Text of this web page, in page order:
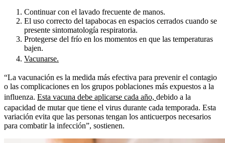
Continuar con el lavado frecuente de manos.
El uso correcto del tapabocas en espacios cerrados cuando se
presente sintomatología respiratoria.
Protegerse del frío en los momentos en que las temperaturas
bajen.
Vacunarse.
“La vacunación es la medida más efectiva para prevenir el contagio
o las complicaciones en los grupos poblaciones más expuestos a la
influenza. Esta vacuna debe aplicarse cada año, debido a la
capacidad de mutar que tiene el virus durante cada temporada. Esta
variación evita que las personas tengan los anticuerpos necesarios
para combatir la infección”, sostienen.